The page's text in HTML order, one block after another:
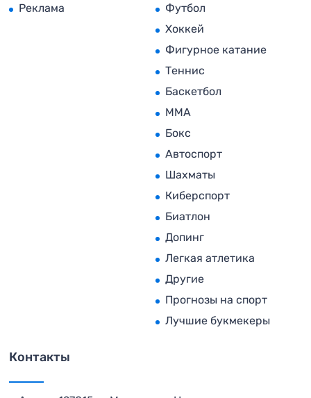
Реклама
Футбол
Хоккей
Фигурное катание
Теннис
Баскетбол
MMA
Бокс
Автоспорт
Шахматы
Киберспорт
Биатлон
Допинг
Легкая атлетика
Другие
Прогнозы на спорт
Лучшие букмекеры
Контакты